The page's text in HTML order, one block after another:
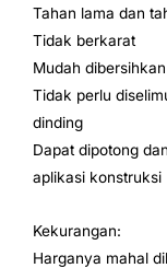
Tahan lama dan
Tidak berkarat
Mudah dibersihkan
Tidak perlu
dinding
Dapat dipotong
aplikasi konstruksi
Kekurangan:
Harganya mahal